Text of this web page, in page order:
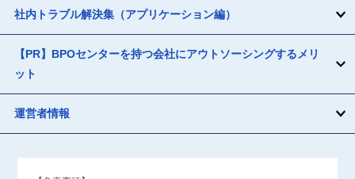
社内トラブル解決集（アプリケーション編）
【PR】BPOセンターを持つ会社にアウトソーシングするメリ
ット
運営者情報